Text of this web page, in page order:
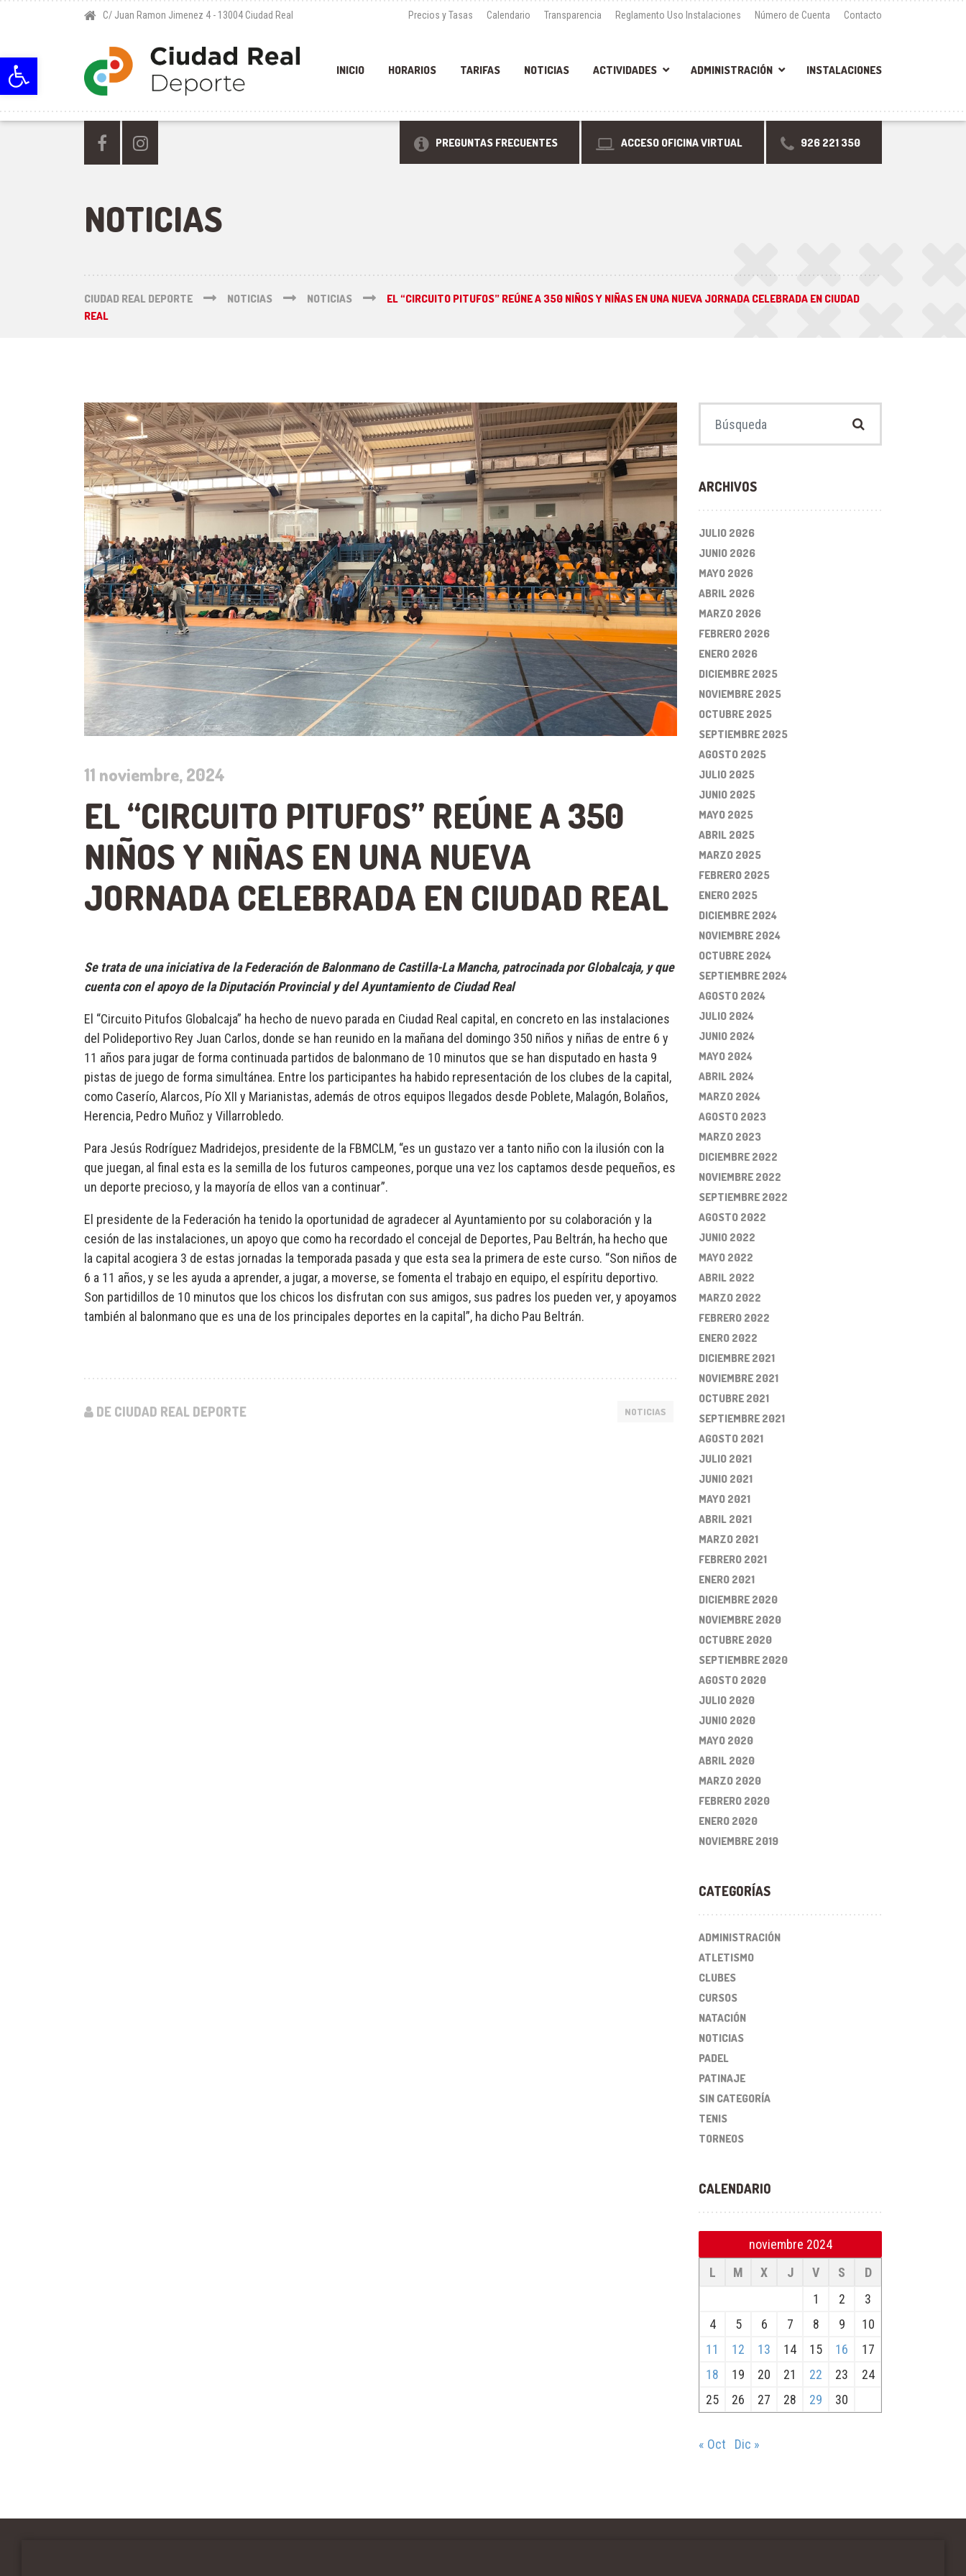
Abrir barra de herramientas
C/ Juan Ramon Jimenez 4 - 13004 Ciudad Real Precios y Tasas Calendario Transparencia Reglamento Uso Instalaciones Número de Cuenta Contacto
INICIO HORARIOS TARIFAS NOTICIAS ACTIVIDADES ADMINISTRACIÓN INSTALACIONES
PREGUNTAS FRECUENTES ACCESO OFICINA VIRTUAL 926 221 350
NOTICIAS
CIUDAD REAL DEPORTE NOTICIAS NOTICIAS
EL “CIRCUITO PITUFOS” REÚNE A 350 NIÑOS Y NIÑAS EN UNA NUEVA JORNADA CELEBRADA EN CIUDAD
REAL
11 noviembre, 2024
EL “CIRCUITO PITUFOS” REÚNE A 350
NIÑOS Y NIÑAS EN UNA NUEVA
JORNADA CELEBRADA EN CIUDAD REAL
Se trata de una iniciativa de la Federación de Balonmano de Castilla-La Mancha, patrocinada por Globalcaja, y que
cuenta con el apoyo de la Diputación Provincial y del Ayuntamiento de Ciudad Real
El “Circuito Pitufos Globalcaja” ha hecho de nuevo parada en Ciudad Real capital, en concreto en las instalaciones
del Polideportivo Rey Juan Carlos, donde se han reunido en la mañana del domingo 350 niños y niñas de entre 6 y
11 años para jugar de forma continuada partidos de balonmano de 10 minutos que se han disputado en hasta 9
pistas de juego de forma simultánea. Entre los participantes ha habido representación de los clubes de la capital,
como Caserío, Alarcos, Pío XII y Marianistas, además de otros equipos llegados desde Poblete, Malagón, Bolaños,
Herencia, Pedro Muñoz y Villarrobledo.
Para Jesús Rodríguez Madridejos, presidente de la FBMCLM, “es un gustazo ver a tanto niño con la ilusión con la
que juegan, al final esta es la semilla de los futuros campeones, porque una vez los captamos desde pequeños, es
un deporte precioso, y la mayoría de ellos van a continuar”.
El presidente de la Federación ha tenido la oportunidad de agradecer al Ayuntamiento por su colaboración y la
cesión de las instalaciones, un apoyo que como ha recordado el concejal de Deportes, Pau Beltrán, ha hecho que
la capital acogiera 3 de estas jornadas la temporada pasada y que esta sea la primera de este curso. “Son niños de
6 a 11 años, y se les ayuda a aprender, a jugar, a moverse, se fomenta el trabajo en equipo, el espíritu deportivo.
Son partidillos de 10 minutos que los chicos los disfrutan con sus amigos, sus padres los pueden ver, y apoyamos
también al balonmano que es una de los principales deportes en la capital”, ha dicho Pau Beltrán.
DE CIUDAD REAL DEPORTE NOTICIAS
ARCHIVOS
JULIO 2026
JUNIO 2026
MAYO 2026
ABRIL 2026
MARZO 2026
FEBRERO 2026
ENERO 2026
DICIEMBRE 2025
NOVIEMBRE 2025
OCTUBRE 2025
SEPTIEMBRE 2025
AGOSTO 2025
JULIO 2025
JUNIO 2025
MAYO 2025
ABRIL 2025
MARZO 2025
FEBRERO 2025
ENERO 2025
DICIEMBRE 2024
NOVIEMBRE 2024
OCTUBRE 2024
SEPTIEMBRE 2024
AGOSTO 2024
JULIO 2024
JUNIO 2024
MAYO 2024
ABRIL 2024
MARZO 2024
AGOSTO 2023
MARZO 2023
DICIEMBRE 2022
NOVIEMBRE 2022
SEPTIEMBRE 2022
AGOSTO 2022
JUNIO 2022
MAYO 2022
ABRIL 2022
MARZO 2022
FEBRERO 2022
ENERO 2022
DICIEMBRE 2021
NOVIEMBRE 2021
OCTUBRE 2021
SEPTIEMBRE 2021
AGOSTO 2021
JULIO 2021
JUNIO 2021
MAYO 2021
ABRIL 2021
MARZO 2021
FEBRERO 2021
ENERO 2021
DICIEMBRE 2020
NOVIEMBRE 2020
OCTUBRE 2020
SEPTIEMBRE 2020
AGOSTO 2020
JULIO 2020
JUNIO 2020
MAYO 2020
ABRIL 2020
MARZO 2020
FEBRERO 2020
ENERO 2020
NOVIEMBRE 2019
CATEGORÍAS
ADMINISTRACIÓN
ATLETISMO
CLUBES
CURSOS
NATACIÓN
NOTICIAS
PADEL
PATINAJE
SIN CATEGORÍA
TENIS
TORNEOS
CALENDARIO
noviembre 2024
L
M X J V S
D
1
2
3
4
5 6 7 8 9
10
11
12 13 14 15 16
17
18
19 20 21 22 23
24
25
26 27 28 29 30
« Oct Dic »